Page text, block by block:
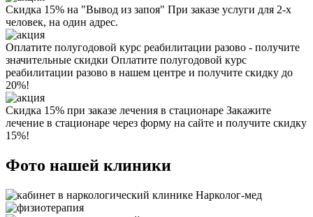
Скидка 15% на "Вывод из запоя" При заказе услуги для 2-х
человек, на один адрес.
Оплатите полугодовой курс реабилитации разово - получите
значительные скидки Оплатите полугодовой курс
реабилитации разово в нашем центре и получите скидку до
20%!
Скидка 15% при заказе лечения в стационаре Закажите
лечение в стационаре через форму на сайте и получите скидку
15%!
Фото нашей клиники